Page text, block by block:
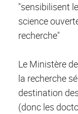
"sensibilisent
science
recherche"
Le Ministère
la recherche
destination
(donc les